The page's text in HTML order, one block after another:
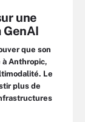
une
que son
Anthropic,
Le
plus de